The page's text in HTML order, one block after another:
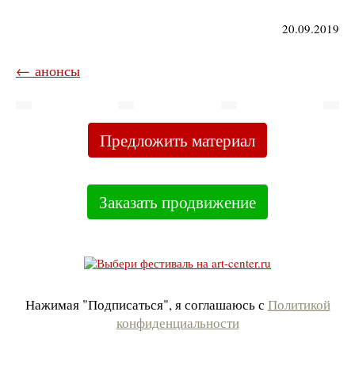
20.09.2019
← анонсы
Предложить материал
Заказать продвижение
Нажимая "Подписаться", я соглашаюсь с Политикой
конфиденциальности